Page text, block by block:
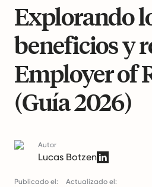
Explorando
beneficios y
Employer of
(Guía 2026)
Autor
Lucas Botzen
Publicado el: Actualizado el: